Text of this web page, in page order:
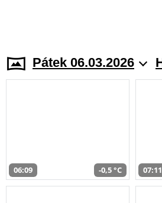
Pátek 06.03.2026
06:09 -0,5 °C 07:11